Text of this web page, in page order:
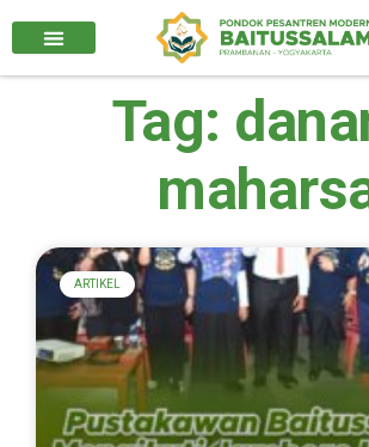
Tag:
ARTIKEL